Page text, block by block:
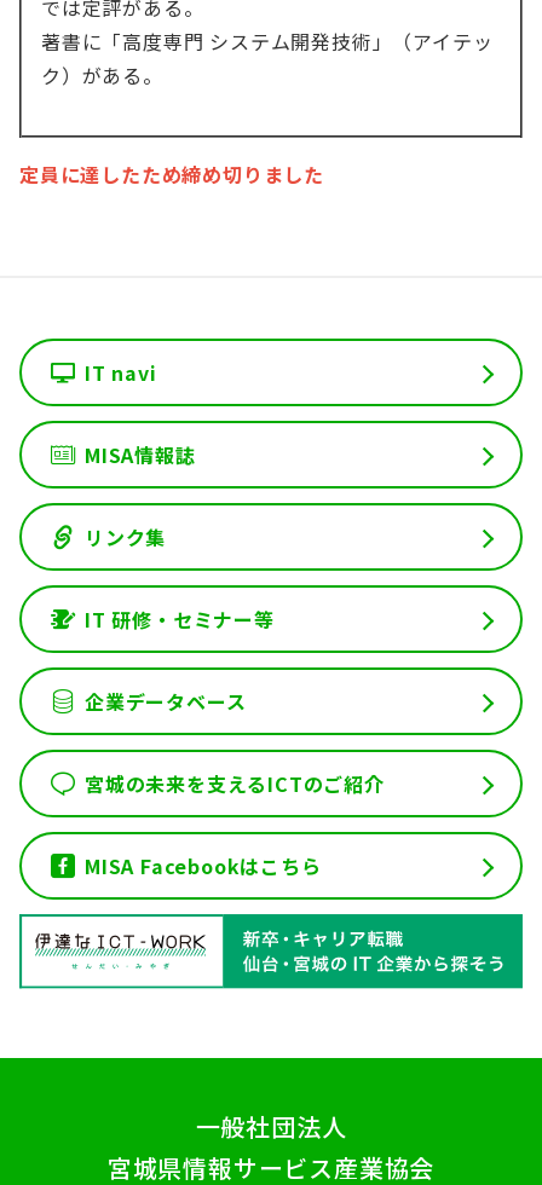
では定評がある。
著書に「高度専門 システム開発技術」（アイテッ
ク）がある。
定員に達したため締め切りました
IT navi
MISA情報誌
リンク集
IT 研修・セミナー等
企業データベース
宮城の未来を支えるICTのご紹介
MISA Facebookはこちら
一般社団法人
宮城県情報サービス産業協会